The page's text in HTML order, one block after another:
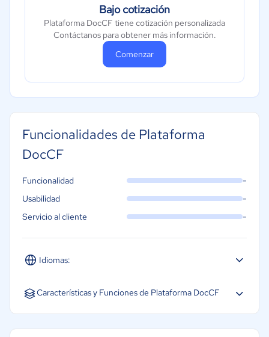
Bajo cotización
Plataforma DocCF tiene cotización personalizada
Contáctanos para obtener más información.
Comenzar
Funcionalidades de Plataforma
DocCF
Idiomas:
Español
Funcionalidad -
Usabilidad -
Servicio al cliente -
Características y Funciones de Plataforma DocCF